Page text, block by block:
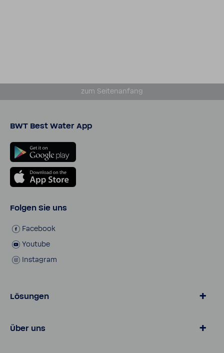
zum Seiten­an­fang
BWT Best Water App
Folgen Sie uns
Face­book
Youtube
Insta­gram
Lösungen
Produkte für Zuhause
Über uns